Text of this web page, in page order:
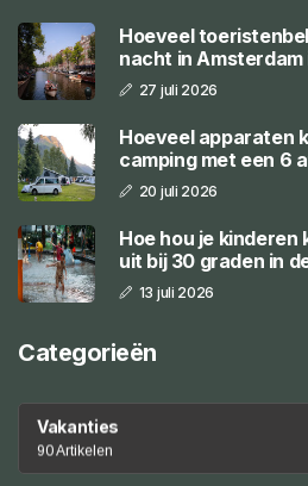
Hoeveel
nacht in Amsterdam
27 juli 2026
Hoeveel apparaten
camping met een 6
20 juli 2026
Hoe hou je kinderen
uit bij 30 graden in
13 juli 2026
Categorieën
Vakanties
90 Artikelen